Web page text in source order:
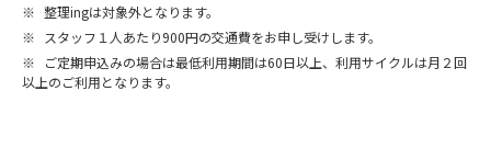
※ 整理ingは対象外となります。
※
スタッフ１人あたり900円の交通費をお申し受けします。
※
ご定期申込みの場合は最低利用期間は60日以上、利用サイクルは月２回
以上のご利用となります。